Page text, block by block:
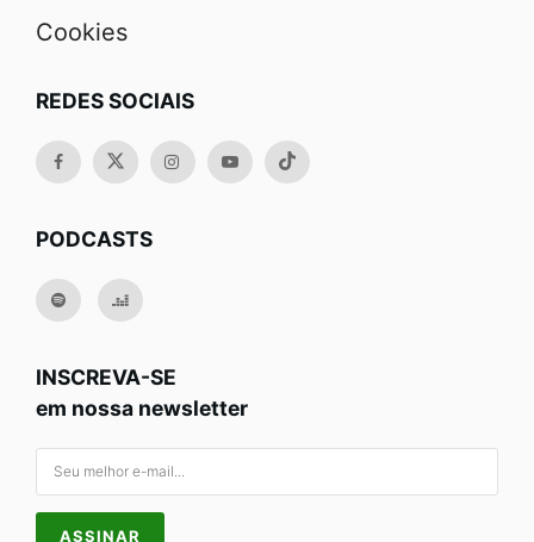
Cookies
REDES SOCIAIS
PODCASTS
INSCREVA-SE
em nossa newsletter